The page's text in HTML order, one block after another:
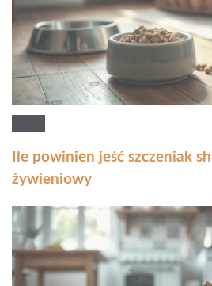
Ile powinien jeść szczeniak
żywieniowy